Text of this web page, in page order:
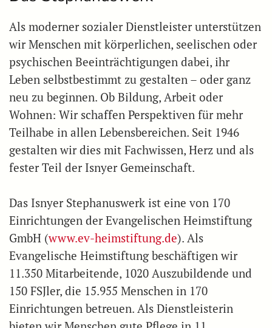
Als moderner sozialer Dienstleister unterstützen
wir Menschen mit körperlichen, seelischen oder
psychischen Beeinträchtigungen dabei, ihr
Leben selbstbestimmt zu gestalten – oder ganz
neu zu beginnen. Ob Bildung, Arbeit oder
Wohnen: Wir schaffen Perspektiven für mehr
Teilhabe in allen Lebensbereichen. Seit 1946
gestalten wir dies mit Fachwissen, Herz und als
fester Teil der Isnyer Gemeinschaft.
Das Isnyer Stephanuswerk ist eine von 170
Einrichtungen der Evangelischen Heimstiftung
GmbH (www.ev-heimstiftung.de). Als
Evangelische Heimstiftung beschäftigen wir
11.350 Mitarbeitende, 1020 Auszubildende und
150 FSJler, die 15.955 Menschen in 170
Einrichtungen betreuen. Als Dienstleisterin